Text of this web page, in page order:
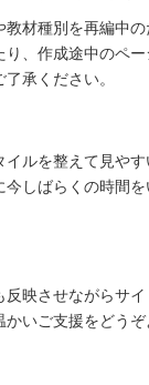
材種別を再編中
り、作成途中のペ
承ください。
イルを整えて見や
しばらくの時間
反映させながらサ
かいご支援をどう